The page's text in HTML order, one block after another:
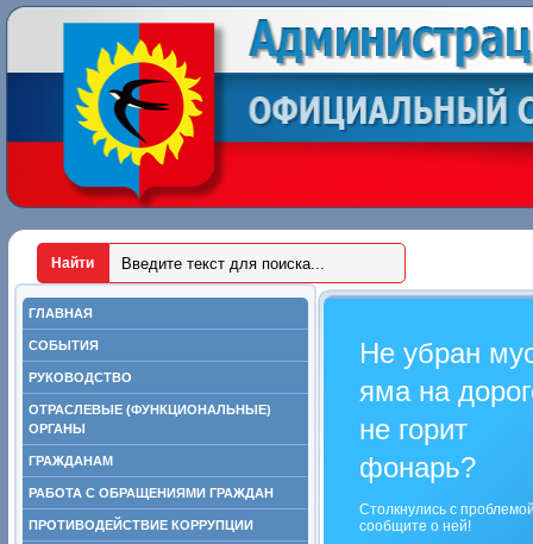
ГЛАВНАЯ
СОБЫТИЯ
РУКОВОДСТВО
ОТРАСЛЕВЫЕ (ФУНКЦИОНАЛЬНЫЕ)
ОРГАНЫ
ГРАЖДАНАМ
РАБОТА С ОБРАЩЕНИЯМИ ГРАЖДАН
ПРОТИВОДЕЙСТВИЕ КОРРУПЦИИ
Не убран
яма на
не горит
фонарь?
Столкнулись с
сообщите о ней!